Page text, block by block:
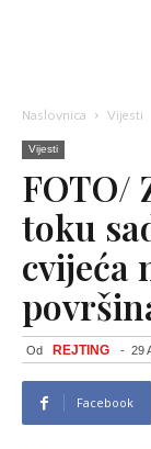
Naslovnica Vijesti
Vijesti
FOTO/
toku
cvijeća
Od REJTING - 29
Facebook